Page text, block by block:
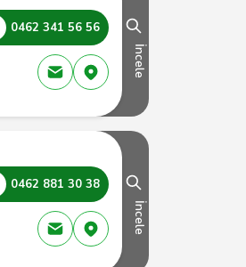
0462 341 56 56
İncele
0462 881 30 38
İncele